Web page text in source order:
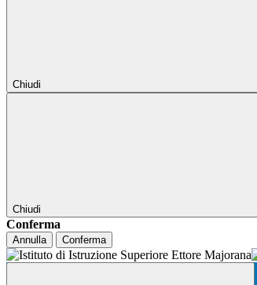
Chiudi
Chiudi
Conferma
Annulla Conferma